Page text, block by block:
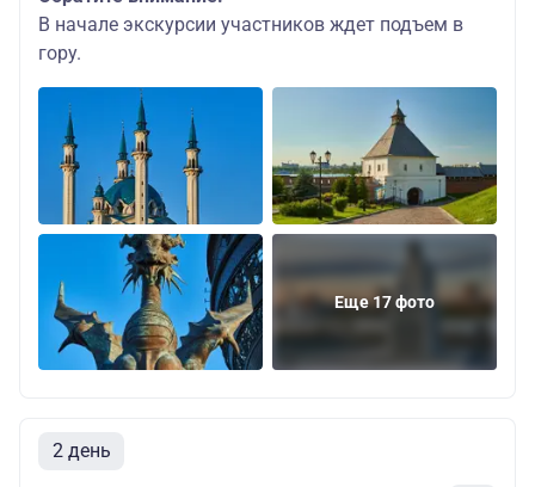
В начале экскурсии участников ждет подъем в
гору.
Еще 17 фото
2 день